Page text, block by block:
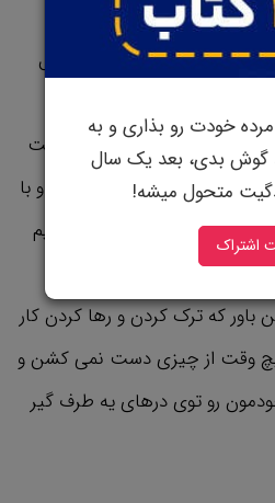
بیشتر تصمیم های ما قابل
رو گرفتین که براتون رضایت
عمرتون پشت در بمونید و با
باز کنین و برگردین و تصمیم
های زندگی درهای دوطرفه
باور که ترک کردن و رها کردن کار
وقت از چیزی دست نمی کشن و
رو توی درهای یه طرف گیر
وقت مرده خودت رو بذاری و به
گوش بدی، بعد یک سال
متحول میشه!
اشتراک